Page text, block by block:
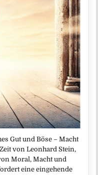
Gut und Böse – Macht
von Leonhard Stein,
Moral, Macht und
eine eingehende